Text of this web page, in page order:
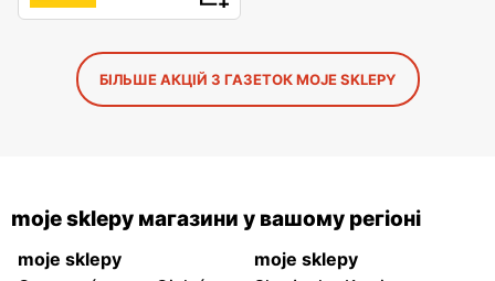
БІЛЬШЕ АКЦІЙ З ГАЗЕТОК MOJE SKLEPY
moje sklepy магазини у вашому регіоні
moje sklepy moje sklepy